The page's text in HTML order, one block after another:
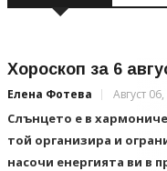
Хороскоп за 6
Елена Фотева Август
Слънцето е в
той организира и
насочи енергията ви в